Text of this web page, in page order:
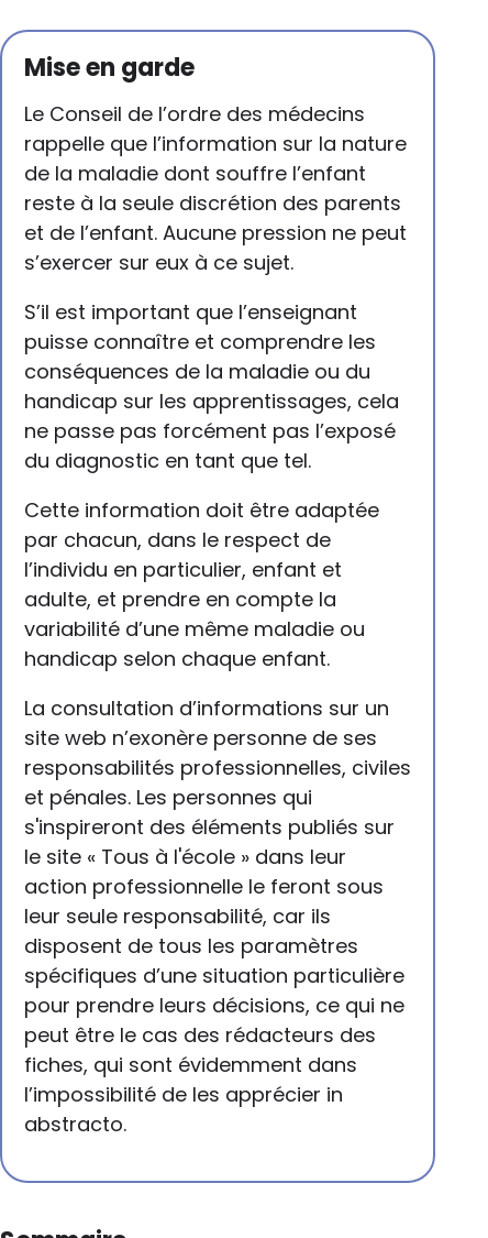
Mise en garde
Le Conseil de l’ordre des médecins
rappelle que l’information sur la nature
de la maladie dont souffre l’enfant
reste à la seule discrétion des parents
et de l’enfant. Aucune pression ne peut
s’exercer sur eux à ce sujet.
S’il est important que l’enseignant
puisse connaître et comprendre les
conséquences de la maladie ou du
handicap sur les apprentissages, cela
ne passe pas forcément pas l’exposé
du diagnostic en tant que tel.
Cette information doit être adaptée
par chacun, dans le respect de
l’individu en particulier, enfant et
adulte, et prendre en compte la
variabilité d’une même maladie ou
handicap selon chaque enfant.
La consultation d’informations sur un
site web n’exonère personne de ses
responsabilités professionnelles, civiles
et pénales. Les personnes qui
s'inspireront des éléments publiés sur
le site « Tous à l'école » dans leur
action professionnelle le feront sous
leur seule responsabilité, car ils
disposent de tous les paramètres
spécifiques d’une situation particulière
pour prendre leurs décisions, ce qui ne
peut être le cas des rédacteurs des
fiches, qui sont évidemment dans
l’impossibilité de les apprécier in
abstracto.